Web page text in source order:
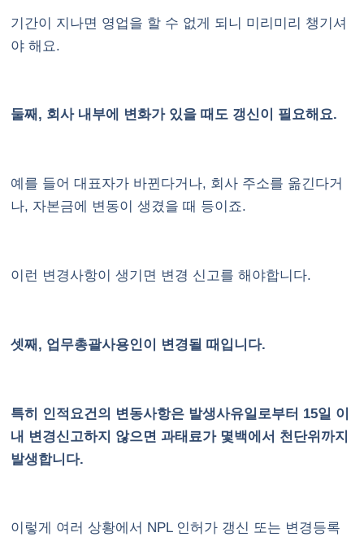
기간이 지나면 영업을 할 수 없게 되니 미리미리 챙기셔
야 해요.
둘째, 회사 내부에 변화가 있을 때도 갱신이 필요해요.
예를 들어 대표자가 바뀐다거나, 회사 주소를 옮긴다거
나, 자본금에 변동이 생겼을 때 등이죠.
이런 변경사항이 생기면 변경 신고를 해야합니다.
셋째, 업무총괄사용인이 변경될 때입니다.
특히 인적요건의 변동사항은 발생사유일로부터 15일 이
내 변경신고하지 않으면 과태료가 몇백에서 천단위까지
발생합니다.
이렇게 여러 상황에서 NPL 인허가 갱신 또는 변경등록